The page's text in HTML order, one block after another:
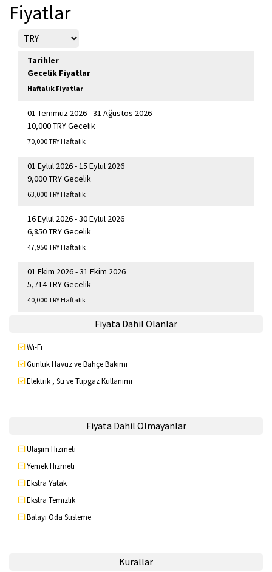
Fiyatlar
Tarihler
Gecelik Fiyatlar
Haftalık Fiyatlar
01 Temmuz 2026 - 31 Ağustos 2026
10,000 TRY Gecelik
70,000 TRY Haftalık
01 Eylül 2026 - 15 Eylül 2026
9,000 TRY Gecelik
63,000 TRY Haftalık
16 Eylül 2026 - 30 Eylül 2026
6,850 TRY Gecelik
47,950 TRY Haftalık
01 Ekim 2026 - 31 Ekim 2026
5,714 TRY Gecelik
40,000 TRY Haftalık
Fiyata Dahil Olanlar
Wi-Fi
Günlük Havuz ve Bahçe Bakımı
Elektrik , Su ve Tüpgaz Kullanımı
Fiyata Dahil Olmayanlar
Ulaşım Hizmeti
Yemek Hizmeti
Ekstra Yatak
Ekstra Temizlik
Balayı Oda Süsleme
Kurallar